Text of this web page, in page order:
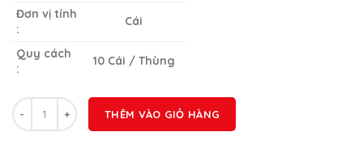
Đơn vị tính
:
Cái
Quy cách
:
10 Cái / Thùng
Số lượng
THÊM VÀO GIỎ HÀNG